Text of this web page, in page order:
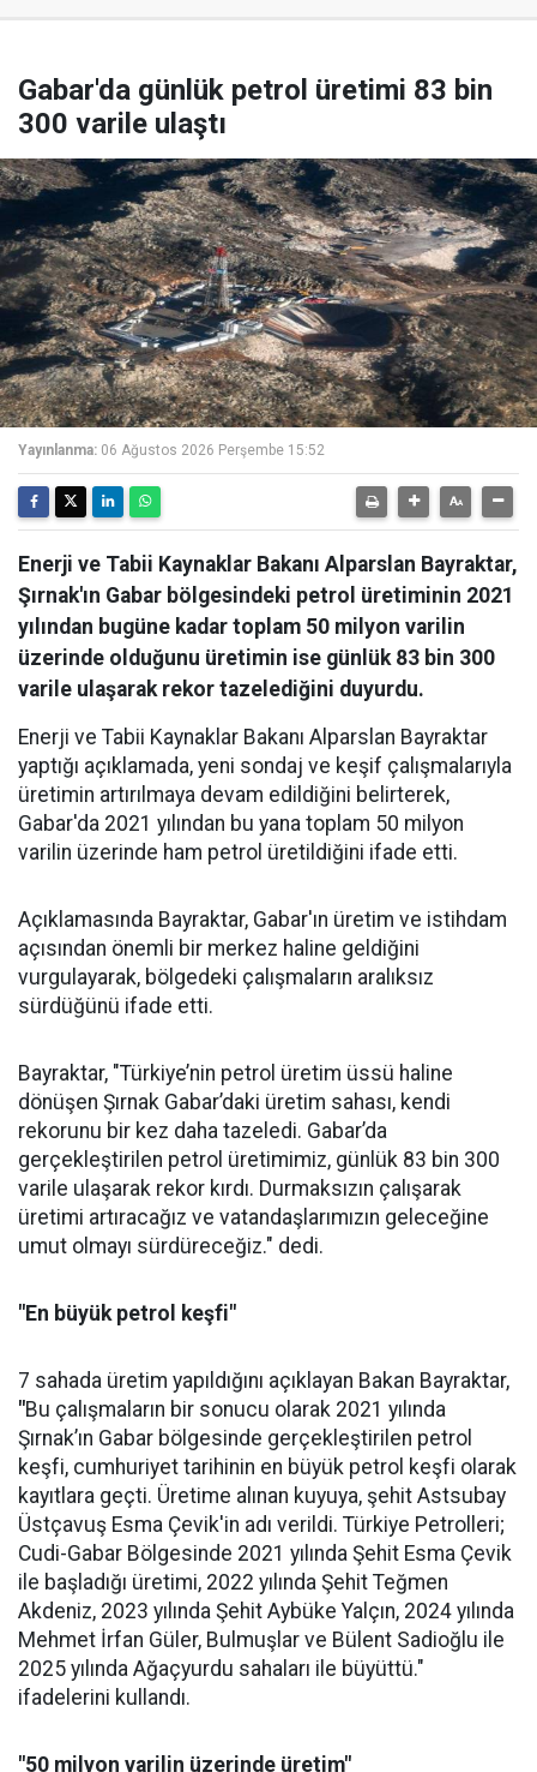
Gabar'da günlük petrol üretimi 83 bin
300 varile ulaştı
Yayınlanma: 06 Ağustos 2026 Perşembe 15:52
Enerji ve Tabii Kaynaklar Bakanı Alparslan Bayraktar,
Şırnak'ın Gabar bölgesindeki petrol üretiminin 2021
yılından bugüne kadar toplam 50 milyon varilin
üzerinde olduğunu üretimin ise günlük 83 bin 300
varile ulaşarak rekor tazelediğini duyurdu.
Enerji ve Tabii Kaynaklar Bakanı Alparslan Bayraktar
yaptığı açıklamada, yeni sondaj ve keşif çalışmalarıyla
üretimin artırılmaya devam edildiğini belirterek,
Gabar'da 2021 yılından bu yana toplam 50 milyon
varilin üzerinde ham petrol üretildiğini ifade etti.
Açıklamasında Bayraktar, Gabar'ın üretim ve istihdam
açısından önemli bir merkez haline geldiğini
vurgulayarak, bölgedeki çalışmaların aralıksız
sürdüğünü ifade etti.
Bayraktar, "Türkiye’nin petrol üretim üssü haline
dönüşen Şırnak Gabar’daki üretim sahası, kendi
rekorunu bir kez daha tazeledi. Gabar’da
gerçekleştirilen petrol üretimimiz, günlük 83 bin 300
varile ulaşarak rekor kırdı. Durmaksızın çalışarak
üretimi artıracağız ve vatandaşlarımızın geleceğine
umut olmayı sürdüreceğiz." dedi.
"En büyük petrol keşfi"
7 sahada üretim yapıldığını açıklayan Bakan Bayraktar,
"Bu çalışmaların bir sonucu olarak 2021 yılında
Şırnak’ın Gabar bölgesinde gerçekleştirilen petrol
keşfi, cumhuriyet tarihinin en büyük petrol keşfi olarak
kayıtlara geçti. Üretime alınan kuyuya, şehit Astsubay
Üstçavuş Esma Çevik'in adı verildi. Türkiye Petrolleri;
Cudi-Gabar Bölgesinde 2021 yılında Şehit Esma Çevik
ile başladığı üretimi, 2022 yılında Şehit Teğmen
Akdeniz, 2023 yılında Şehit Aybüke Yalçın, 2024 yılında
Mehmet İrfan Güler, Bulmuşlar ve Bülent Sadioğlu ile
2025 yılında Ağaçyurdu sahaları ile büyüttü."
ifadelerini kullandı.
"50 milyon varilin üzerinde üretim"